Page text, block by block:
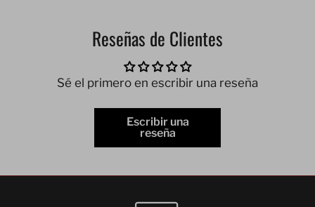
Reseñas de Clientes
Sé el primero en escribir una reseña
Escribir una
reseña